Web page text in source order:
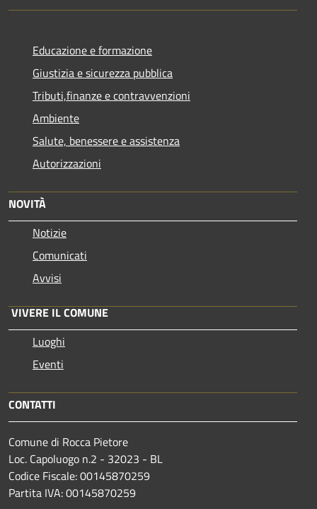
Educazione e formazione
Giustizia e sicurezza pubblica
Tributi,finanze e contravvenzioni
Ambiente
Salute, benessere e assistenza
Autorizzazioni
NOVITÀ
Notizie
Comunicati
Avvisi
VIVERE IL COMUNE
Luoghi
Eventi
CONTATTI
Comune di Rocca Pietore
Loc. Capoluogo n.2 - 32023 - BL
Codice Fiscale: 00145870259
Partita IVA: 00145870259